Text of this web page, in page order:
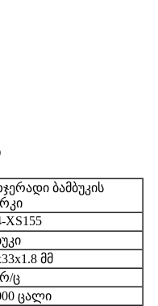
ბამბუკის
XS155
მმ
ც
ცალი